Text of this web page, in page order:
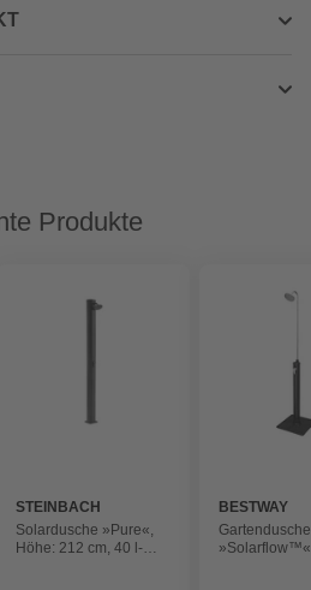
Produkte
STEINBACH
Solardusche »Pure«,
Höhe: 212 cm, 40 l-
BESTWAY
Gartendusche